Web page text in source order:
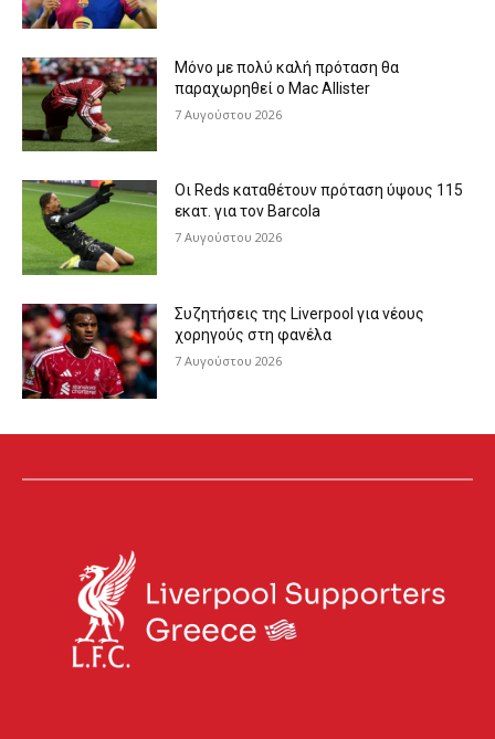
Μόνο με πολύ καλή πρόταση θα
παραχωρηθεί ο Mac Allister
7 Αυγούστου 2026
Οι Reds καταθέτουν πρόταση ύψους 115
εκατ. για τον Barcola
7 Αυγούστου 2026
Συζητήσεις της Liverpool για νέους
χορηγούς στη φανέλα
7 Αυγούστου 2026